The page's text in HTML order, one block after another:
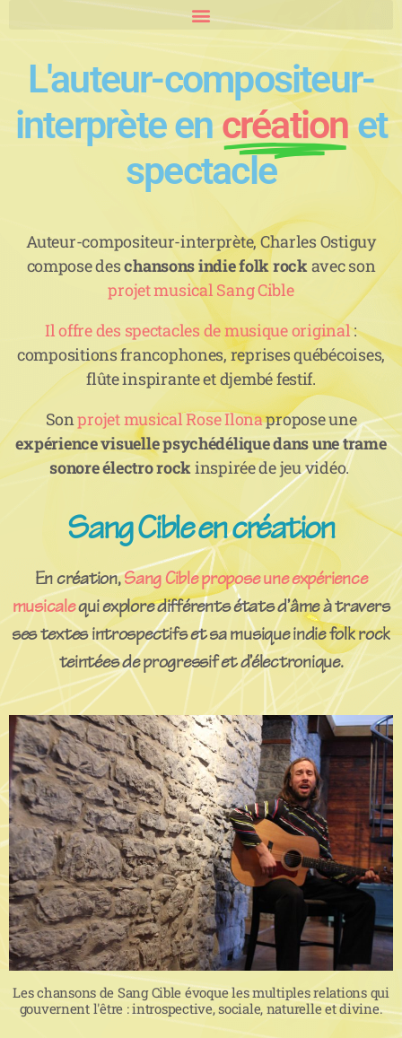
L'auteur-compositeur-
interprète en créationet
spectacle
Auteur-compositeur-interprète, Charles Ostiguy
compose deschansons indie folk rockavec son
projet musical Sang Cible
Il offre des spectacles de musique original:
compositions francophones, reprises québécoises,
flûte inspirante et djembé festif.
Sonprojet musical Rose Ilonapropose une
expérience visuelle psychédélique dans une trame
sonore électro rockinspirée de jeu vidéo.
Sang Cible en création
En création,Sang Cible propose une expérience
musicalequi explore différents états d’âme à travers
ses textes introspectifs et sa musique indie folk rock
teintées de progressif et d’électronique.
Les chansons de Sang Cible évoque les multiples relations qui
gouvernent l'être : introspective, sociale, naturelle et divine.